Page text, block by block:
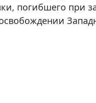
погибшего при